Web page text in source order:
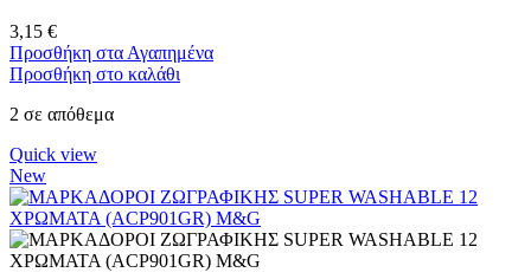
3,15 €
Προσθήκη στα Αγαπημένα
Προσθήκη στο καλάθι
2 σε απόθεμα
Quick view
New